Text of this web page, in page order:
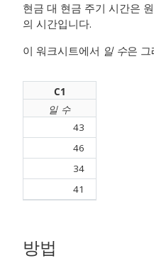
현금 대 현금 주기 시간은
의 시간입니다.
이 워크시트에서 일 수은 그
C1
일 수
43
46
34
41
방법